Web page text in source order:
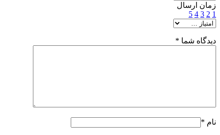
زمان ارسال
1
2
3
4
5
دیدگاه شما *
نام *